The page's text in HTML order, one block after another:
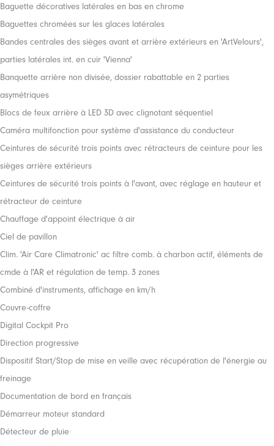
Baguette décoratives latérales en bas en chrome
Baguettes chromées sur les glaces latérales
Bandes centrales des sièges avant et arrière extérieurs en 'ArtVelours',
parties latérales int. en cuir 'Vienna'
Banquette arrière non divisée, dossier rabattable en 2 parties
asymétriques
Blocs de feux arrière à LED 3D avec clignotant séquentiel
Caméra multifonction pour système d'assistance du conducteur
Ceintures de sécurité trois points avec rétracteurs de ceinture pour les
sièges arrière extérieurs
Ceintures de sécurité trois points à l'avant, avec réglage en hauteur et
rétracteur de ceinture
Chauffage d'appoint électrique à air
Ciel de pavillon
Clim. 'Air Care Climatronic' ac filtre comb. à charbon actif, éléments de
cmde à l'AR et régulation de temp. 3 zones
Combiné d'instruments, affichage en km/h
Couvre-coffre
Digital Cockpit Pro
Direction progressive
Dispositif Start/Stop de mise en veille avec récupération de l'énergie au
freinage
Documentation de bord en français
Démarreur moteur standard
Détecteur de pluie